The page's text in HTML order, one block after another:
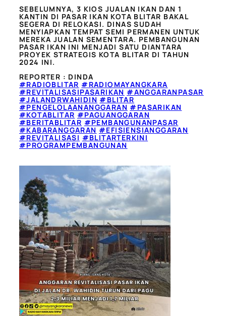
SEBELUMNYA, 3 KIOS JUALAN IKAN DAN 1
KANTIN DI PASAR IKAN KOTA BLITAR BAKAL
SEGERA DI RELOKASI. DINAS SUDAH
MENYIAPKAN TEMPAT SEMI PERMANEN UNTUK
MEREKA JUALAN SEMENTARA. PEMBANGUNAN
PASAR IKAN INI MENJADI SATU DIANTARA
PROYEK STRATEGIS KOTA BLITAR DI TAHUN
2024 INI.
REPORTER : DINDA
#RADIOBLITAR #RADIOMAYANGKARA
#REVITALISASIPASARIKAN #ANGGARANPASAR
#JALANDRWAHIDIN #BLITAR
#PENGELOLAANANGGARAN #PASARIKAN
#KOTABLITAR #PAGUANGGARAN
#BERITABLITAR #PEMBANGUNANPASAR
#KABARANGGARAN #EFISIENSIANGGARAN
#REVITALISASI #BLITARTERKINI
#PROGRAMPEMBANGUNAN